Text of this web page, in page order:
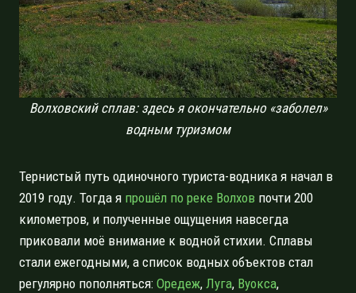
Волховский сплав: здесь я окончательно «заболел»
водным туризмом
Тернистый путь одиночного туриста-водника я начал в
2019 году. Тогда я прошёл по реке Волхов почти 200
километров, и полученные ощущения навсегда
приковали моё внимание к водной стихии. Сплавы
стали ежегодными, а список водных объектов стал
регулярно пополняться: Оредеж, Луга, Вуокса,